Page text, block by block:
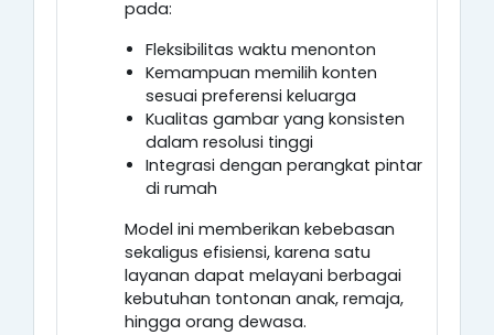
pada:
Fleksibilitas waktu menonton
Kemampuan memilih konten
sesuai preferensi keluarga
Kualitas gambar yang konsisten
dalam resolusi tinggi
Integrasi dengan perangkat pintar
di rumah
Model ini memberikan kebebasan
sekaligus efisiensi, karena satu
layanan dapat melayani berbagai
kebutuhan tontonan anak, remaja,
hingga orang dewasa.